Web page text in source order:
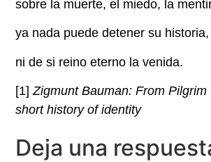
sobre la muerte, el miedo, la
ya nada puede detener su historia,
ni de si reino eterno la venida.
[1]Zigmunt Bauman: From Pilgrim
short history of identity
Deja una